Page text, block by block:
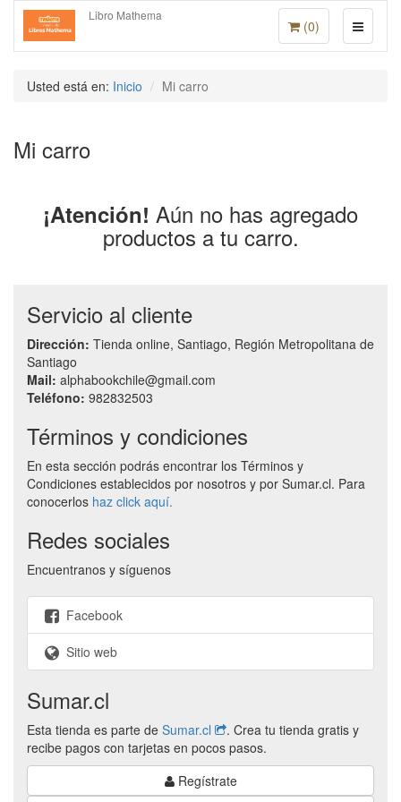
(0)
Libro Mathema
Usted está en: Inicio Mi carro
Mi carro
¡Atención! Aún no has agregado
productos a tu carro.
Servicio al cliente
Dirección: Tienda online, Santiago, Región Metropolitana de
Santiago
Mail: alphabookchile@gmail.com
Teléfono: 982832503
Términos y condiciones
En esta sección podrás encontrar los Términos y
Condiciones establecidos por nosotros y por Sumar.cl. Para
conocerlos haz click aquí.
Redes sociales
Encuentranos y síguenos
Facebook
Sitio web
Sumar.cl
Esta tienda es parte de Sumar.cl
. Crea tu tienda gratis y
recibe pagos con tarjetas en pocos pasos.
Regístrate